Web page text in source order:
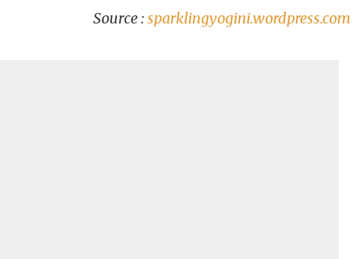
Source :sparklingyogini.wordpress.com